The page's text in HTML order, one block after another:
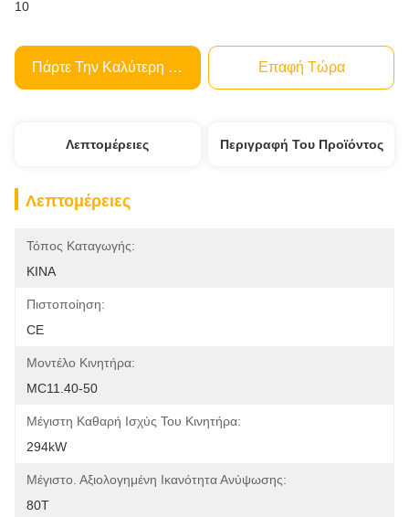
10
Πάρτε Την Καλύτερη Τιμή Επαφή Τώρα
Λεπτομέρειες Περιγραφή Του Προϊόντος
Λεπτομέρειες
Τόπος Καταγωγής:
ΚΙΝΑ
Πιστοποίηση:
CE
Μοντέλο Κινητήρα:
MC11.40-50
Μέγιστη Καθαρή Ισχύς Του Κινητήρα:
294kW
Μέγιστο. Αξιολογημένη Ικανότητα Ανύψωσης:
80T